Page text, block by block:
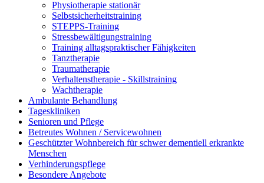
Physiotherapie stationär
Selbstsicherheitstraining
STEPPS-Training
Stressbewältigungstraining
Training alltagspraktischer Fähigkeiten
Tanztherapie
Traumatherapie
Verhaltenstherapie - Skillstraining
Wachtherapie
Ambulante Behandlung
Tageskliniken
Senioren und Pflege
Betreutes Wohnen / Servicewohnen
Geschützter Wohnbereich für schwer dementiell erkrankte
Menschen
Verhinderungspflege
Besondere Angebote